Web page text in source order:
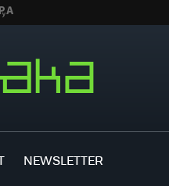
NEWSLETTER